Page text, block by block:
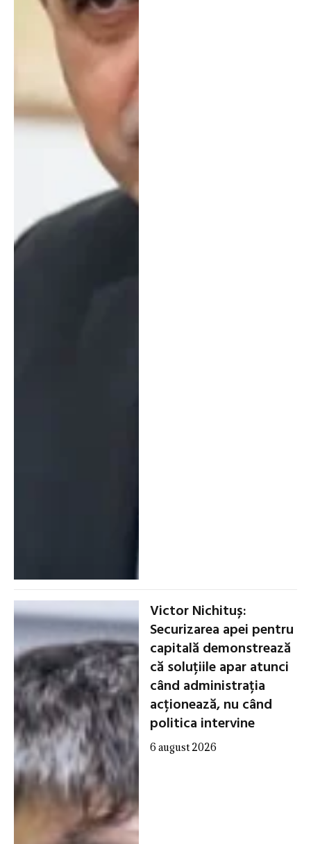
Victor Nichituș:
Securizarea apei pentru
capitală demonstrează
că soluțiile apar atunci
când administrația
acționează, nu când
politica intervine
6 august 2026